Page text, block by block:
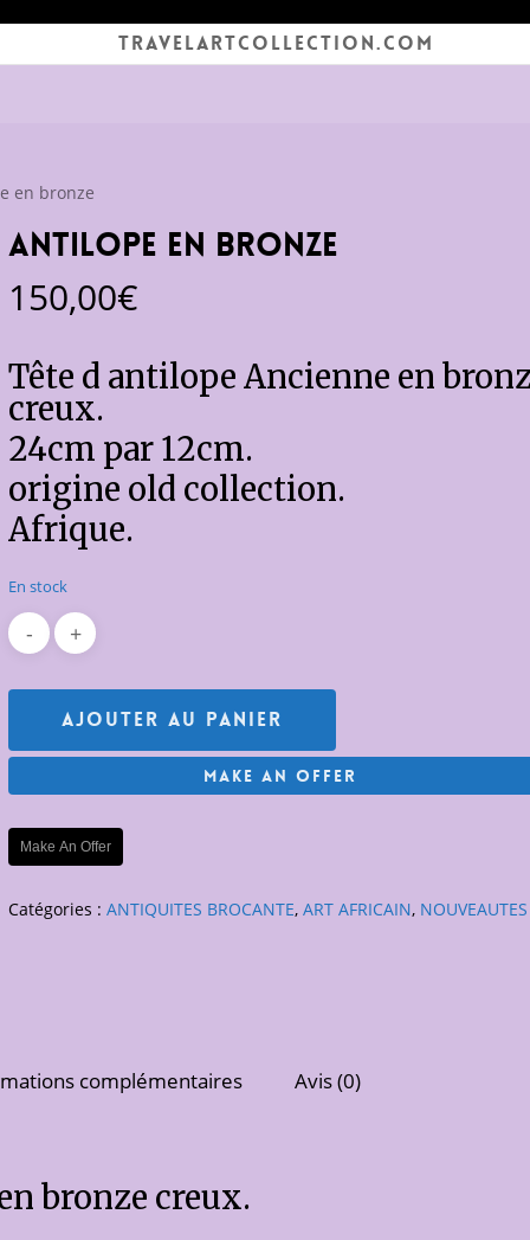
TRAVELARTCOLLECTION.COM
en bronze
Antilope en bronze
150,00€
Tête d antilope Ancienne en
creux.
24cm par 12cm.
origine old collection.
Afrique.
En stock
Ajouter Au Panier
Make An Offer
Make An Offer
Catégories :ANTIQUITES BROCANTE,ART AFRICAIN, NOUVEAUTES
complémentaires Avis (0)
bronze creux.